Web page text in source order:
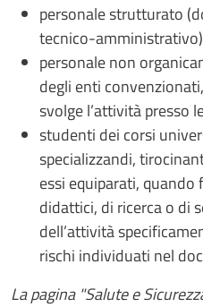
personale strutturato
tecnico-amministrativo)
personale non
degli enti
svolge l’attività presso
studenti dei corsi
specializzandi,
essi equiparati,
didattici, di ricerca o di
dell’attività
rischi individuati nel
La pagina "Salute e